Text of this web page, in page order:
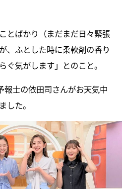
とばかり（まだまだ日々緊張
、ふとした時に柔軟剤の香り
ぐ気がします」とのこと。
⼠の依⽥司さんがお天気中
した。